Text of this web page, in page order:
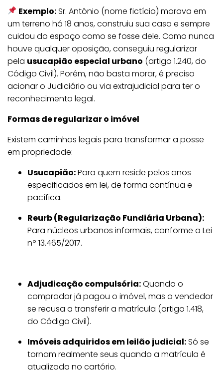
Exemplo:Sr. Antônio (nome fictício) morava em
um terreno há 18 anos, construiu sua casa e sempre
cuidou do espaço como se fosse dele. Como nunca
houve qualquer oposição, conseguiu regularizar
pela usucapião especial urbano (artigo 1.240, do
Código Civil). Porém, não basta morar, é preciso
acionar o Judiciário ou via extrajudicial para ter o
reconhecimento legal.
Formas de regularizar o imóvel
Existem caminhos legais para transformar a posse
em propriedade:
Usucapião:Para quem reside pelos anos
especificados em lei, de forma contínua e
pacífica.
Reurb (Regularização Fundiária Urbana):
Para núcleos urbanos informais, conforme a Lei
nº 13.465/2017.
Adjudicação compulsória:Quando o
comprador já pagou o imóvel, mas o vendedor
se recusa a transferir a matrícula (artigo 1.418,
do Código Civil).
Imóveis adquiridos em leilão judicial:Só se
tornam realmente seus quando a matrícula é
atualizada no cartório.